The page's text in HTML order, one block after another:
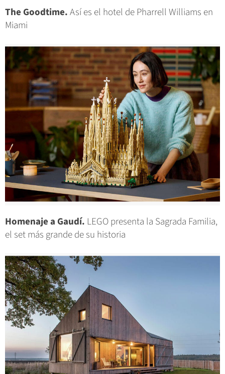
The Goodtime.Así es el hotel de Pharrell Williams en
Miami
Homenaje a Gaudí. LEGO presenta la Sagrada Familia,
el set más grande de su historia